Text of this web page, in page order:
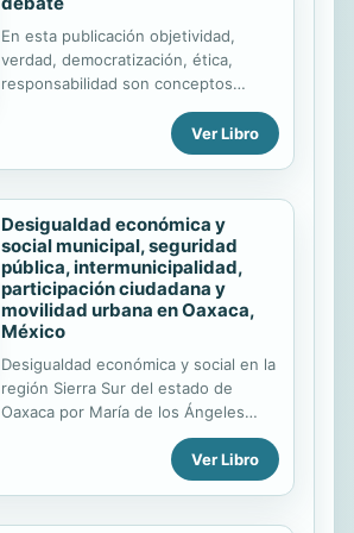
principalmente entre mujeres
mayores de 30 años? En este
ensayo conciso y agudo Eva Illouz
intenta comprender de qué modo
En esta publicación objetividad,
verdad, democratización, ética,
responsabilidad son conceptos
publicadas que, independientemente
de su posición política, ubican en el
sociedad cada vez más participativa y
demandante.
Ver Libro
Desigualdad económica y
social municipal, seguridad
pública, intermunicipalidad,
participación ciudadana y
movilidad urbana en Oaxaca,
México
Desigualdad económica y social en la
región Sierra Sur del estado de
Oaxaca por María de los Ángeles
Isabel Ruiz Salinas y Omar Ávila
Flores La prevención del delito a
través del diseño ambiental en la
Ver Libro